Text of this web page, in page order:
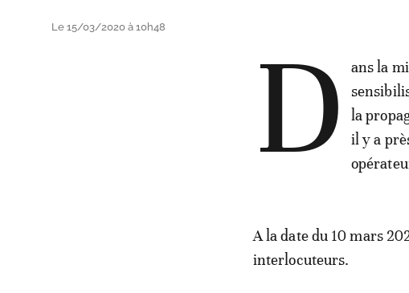
Le 15/03/2020 à 10h48 D
ans la
la
il y a
A la date du 10 mars
interlocuteurs.